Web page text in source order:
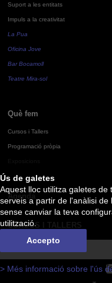
Ús de galetes
Aquest lloc utilitza galetes
serveis a partir de l'anàlisi
sense canviar la teva
utilització.
Accepto
> Més informació sobre l'ús
Suport a les entitats
Impuls a la creativitat
La Pua
Oficina Jove
Bar Bocamoll
Teatre Mira-sol
Què fem
Cursos i Tallers
Programació pròpia
Agenda
CURSOS I TALLERS